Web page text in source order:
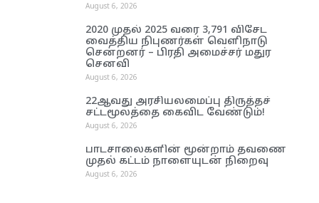
August 6, 2026
2020 முதல் 2025 வரை 3,791 விசேட
வைத்திய நிபுணர்கள் வெளிநாடு
சென்றனர் – பிரதி அமைச்சர் மதுர
செனவி
August 6, 2026
22ஆவது அரசியலமைப்பு திருத்தச்
சட்டமூலத்தை கைவிட வேண்டும்!
August 6, 2026
பாடசாலைகளின் மூன்றாம் தவணை
முதல் கட்டம் நாளையுடன் நிறைவு
August 6, 2026